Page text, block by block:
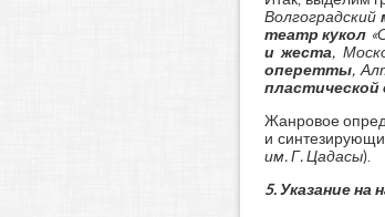
Волгоградский
театр кукол
и жеста,
оперетты,
Жанровое
и
им. Г. Цадасы).
5.Указание на